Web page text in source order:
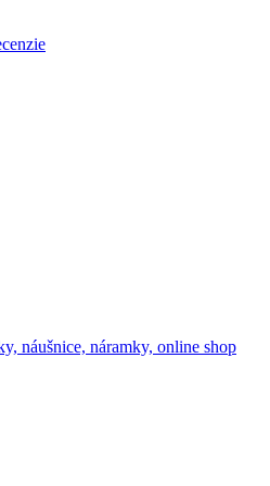
náušnice, náramky, online shop